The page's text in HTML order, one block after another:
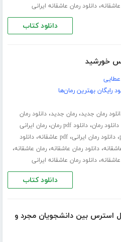
،دانلود رمان عاشقانه ایرانی
دانلود کتاب
خورشید
رایگان بهترین رمان‌ها
رمان جدید،رمان جدید،دانلود رمان
دانلود رمان،دانلود pdf رمان ،رمان ایرانی
،دانلود رمان ایرانی،pdf عاشقانه ،دانلود
،دانلود رمان عاشقانه،رمان عاشقانه،
،دانلود رمان عاشقانه ایرانی
دانلود کتاب
استرس بین دانشجویان مجرد و